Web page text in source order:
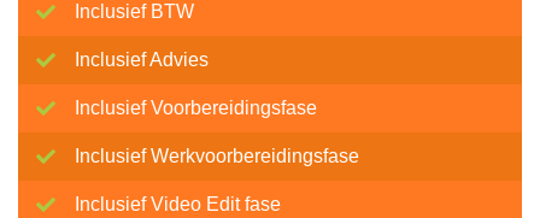
Inclusief BTW
Inclusief Advies
Inclusief Voorbereidingsfase
Inclusief Werkvoorbereidingsfase
Inclusief Video Edit fase